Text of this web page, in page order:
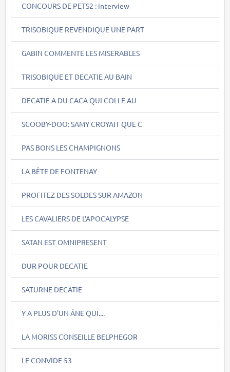
CONCOURS DE PETS2 : interview
TRISOBIQUE REVENDIQUE UNE PART
GABIN COMMENTE LES MISERABLES
TRISOBIQUE ET DECATIE AU BAIN
DECATIE A DU CACA QUI COLLE AU
SCOOBY-DOO: SAMY CROYAIT QUE C
PAS BONS LES CHAMPIGNONS
LA BÊTE DE FONTENAY
PROFITEZ DES SOLDES SUR AMAZON
LES CAVALIERS DE L'APOCALYPSE
SATAN EST OMNIPRESENT
DUR POUR DECATIE
SATURNE DECATIE
Y A PLUS D'UN ÂNE QUI....
LA MORISS CONSEILLE BELPHEGOR
LE CONVIDE 53